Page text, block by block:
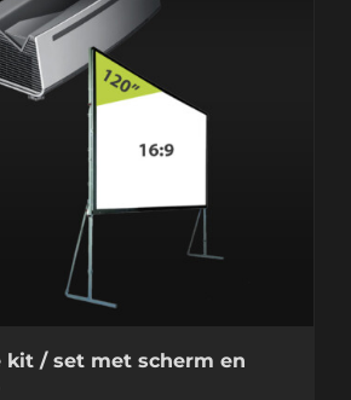
kit / set met scherm en